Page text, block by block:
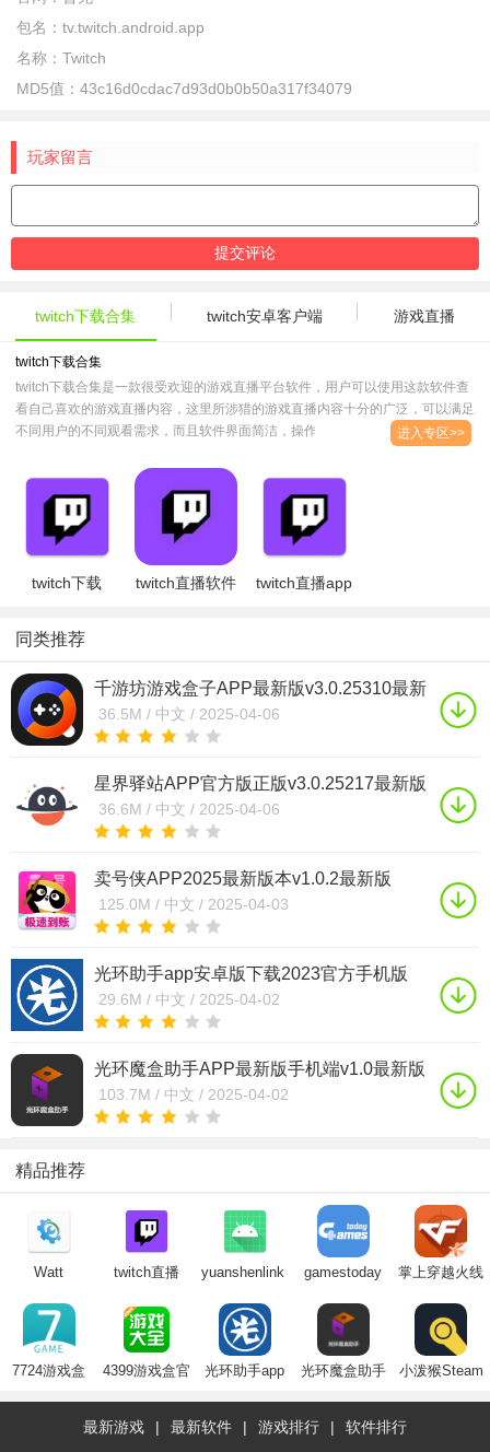
包名： tv.twitch.android.app
名称： Twitch
MD5值： 43c16d0cdac7d93d0b0b50a317f34079
玩家留言
twitch下载合集 twitch安卓客户端 游戏直播
twitch下载合集
twitch下载合集是一款很受欢迎的游戏直播平台软件，用户可以使用这款软件查
看自己喜欢的游戏直播内容，这里所涉猎的游戏直播内容十分的广泛，可以满足
不同用户的不同观看需求，而且软件界面简洁，操作起来也很简单，..进入专区>>
twitch下载
版v20.1.1最新
版
twitch直播软件
twitch直播app
同类推荐
千游坊游戏盒子APP最新版v3.0.25310最新
版
36.5M / 中文 / 2025-04-06
星界驿站APP官方版正版v3.0.25217最新版
36.6M / 中文 / 2025-04-06
卖号侠APP2025最新版本v1.0.2最新版
125.0M / 中文 / 2025-04-03
光环助手app安卓版下载2023官方手机版
v5.30.6最新版
29.6M / 中文 / 2025-04-02
光环魔盒助手APP最新版手机端v1.0最新版
103.7M / 中文 / 2025-04-02
精品推荐
Watt
具箱)下载
2024最新版
twitch直播
2025最新版
yuanshenlink（原
方下载免费版
2024最新版本
gamestoday
卓2024最新版
掌上穿越火线
7724游戏盒
4399游戏盒官
光环助手app
版
光环魔盒助手
小泼猴Steam
最新游戏 | 最新软件 | 游戏排行 | 软件排行